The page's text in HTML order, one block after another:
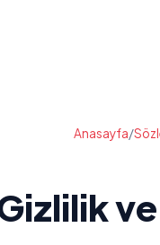
Anasayfa/